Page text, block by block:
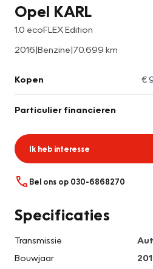
Opel KARL
1.0 ecoFLEX Edition
2016|Benzine|70.699 km
Kopen €
Particulier financieren
Ik heb interesse
Bel ons op 030-6868270
Specificaties
Transmissie
Bouwjaar